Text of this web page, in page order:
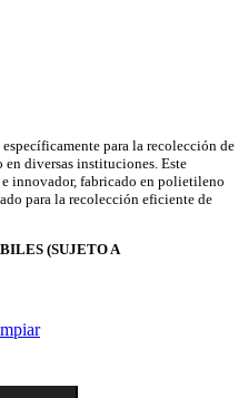
hasta
$28,403.76
para la recolección de
en diversas instituciones. Este
innovador, fabricado en polietileno
para la recolección eficiente de
(SUJETO A